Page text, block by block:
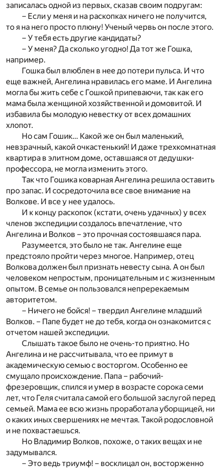
записалась одной из первых, сказав своим подругам:
– Если у меня и на раскопках ничего не получится,
то я на него просто плюну! Ученый червь он после этого.
– У тебя есть другие кандидаты?
– У меня? Да сколько угодно! Да тот же Гошка,
например.
Гошка был влюблен в нее до потери пульса. И что
еще важней, Ангелина нравилась его маме. И Ангелина
могла бы жить себе с Гошкой припеваючи, так как его
мама была женщиной хозяйственной и домовитой. И
избавила бы молодую невестку от всех домашних
хлопот.
Но сам Гошик… Какой же он был маленький,
невзрачный, какой очкастенький! И даже трехкомнатная
квартира в элитном доме, оставшаяся от дедушки-
профессора, не могла изменить этого.
Так что Гошика коварная Ангелина решила оставить
про запас. И сосредоточила все свое внимание на
Волкове. И все у нее удалось.
И к концу раскопок (кстати, очень удачных) у всех
членов экспедиции создалось впечатление, что
Ангелина и Волков – это прочная состоявшаяся пара.
Разумеется, это было не так. Ангелине еще
предстояло пройти через многое. Например, отец
Волкова должен был признать невесту сына. А он был
человеком непростым, проницательным и с жизненным
опытом. В семье он пользовался непререкаемым
авторитетом.
– Ничего не бойся! – твердил Ангелине младший
Волков. – Папе будет не до тебя, когда он ознакомится с
отчетом нашей экспедиции.
Слышать такое было не очень-то приятно. Но
Ангелина и не рассчитывала, что ее примут в
академическую семью с восторгом. Особенно ее
смущало происхождение. Папа – рабочий-
фрезеровщик, спился и умер в возрасте сорока семи
лет, что Геля считала самой его большой заслугой перед
семьей. Мама ее всю жизнь проработала уборщицей, ни
о каких иных свершениях не мечтая. Такой родословной
и не похвастаешься.
Но Владимир Волков, похоже, о таких вещах и не
задумывался.
– Это ведь триумф! – восклицал он, восторженно